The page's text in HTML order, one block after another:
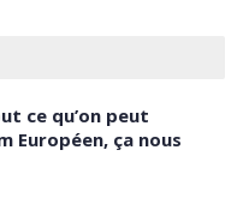
ce qu’on peut
Européen, ça nous